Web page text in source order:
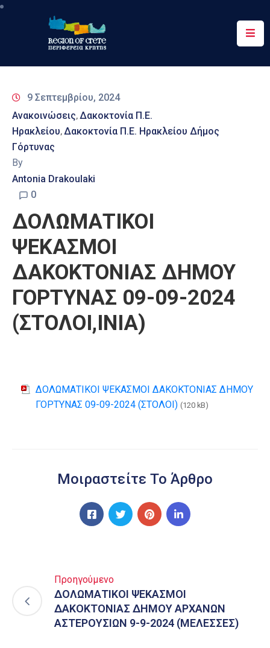
Περιφέρεια
&
Δράσεις
Ψηφιακές
Υπηρεσίες
9 Σεπτεμβρίου, 2024
Ανακοινώσεις‚Δακοκτονία Π.Ε.
Ηρακλείου‚Δακοκτονία Π.Ε. Ηρακλείου Δήμος
Γόρτυνας
By
Antonia Drakoulaki
0
ΔΟΛΩΜΑΤΙΚΟΙ
ΨΕΚΑΣΜΟΙ
ΔΑΚΟΚΤΟΝΙΑΣ ΔΗΜΟΥ
ΓΟΡΤΥΝΑΣ 09-09-2024
(ΣΤΟΛΟΙ,ΙΝΙΑ)
ΔΟΛΩΜΑΤΙΚΟΙ ΨΕΚΑΣΜΟΙ ΔΑΚΟΚΤΟΝΙΑΣ ΔΗΜΟΥ
ΓΟΡΤΥΝΑΣ 09-09-2024 (ΣΤΟΛΟΙ) (120 kB)
Μοιραστείτε Το Άρθρο
Προηγούμενο
ΔΟΛΩΜΑΤΙΚΟΙ ΨΕΚΑΣΜΟΙ
ΔΑΚΟΚΤΟΝΙΑΣ ΔΗΜΟΥ ΑΡΧΑΝΩΝ
ΑΣΤΕΡΟΥΣΙΩΝ 9-9-2024 (ΜΕΛΕΣΣΕΣ)